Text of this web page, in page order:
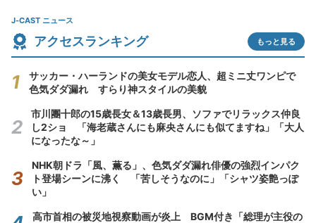
J-CAST ニュース
アクセスランキング もっと見る
サッカー・ハーランドの美女モデル恋人、超ミニ丈ワンピで
色気ダダ漏れ すらり神スタイルの美貌
市川團十郎の15歳長女＆13歳長男、ソファでリラックス仲良
し2ショ 「海老蔵さんにも麻央さんにも似てますね」「大人
になったな～」
NHK朝ドラ「風、薫る」、色気ダダ漏れ俳優の強烈インパク
ト登場シーンに沸く 「苦しそうなのに」「シャツ姿艶っぽ
い」
高市首相の被災地視察動画が炎上 BGM付き「総理が主役の